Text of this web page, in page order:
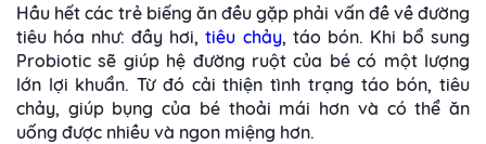
Hầu hết các trẻ biếng ăn đều gặp phải vấn đề về đường
tiêu hóa như: đầy hơi,tiêu chảy, táo bón. Khi bổ sung
Probiotic sẽ giúp hệ đường ruột của bé có một lượng
lớn lợi khuẩn. Từ đó cải thiện tình trạng táo bón, tiêu
chảy, giúp bụng của bé thoải mái hơn và có thể ăn
uống được nhiều và ngon miệng hơn.